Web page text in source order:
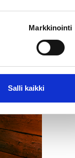
Markkinointi
Salli kaikki